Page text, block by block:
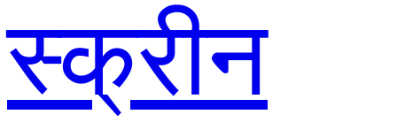
स्क्रीन